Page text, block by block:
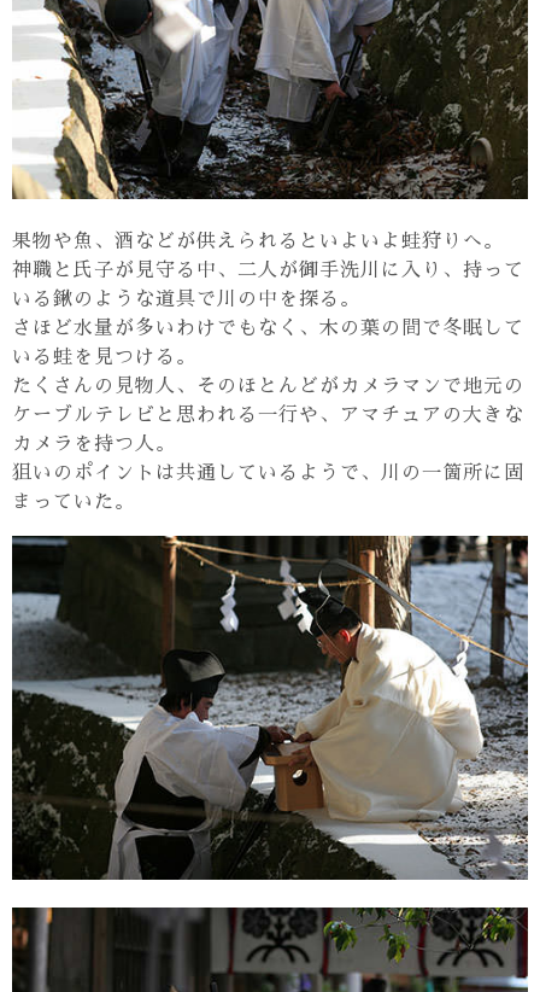
果物や魚、酒などが供えられるといよいよ蛙狩りへ。
神職と氏子が見守る中、二人が御手洗川に入り、持って
いる鍬のような道具で川の中を探る。
さほど水量が多いわけでもなく、木の葉の間で冬眠して
いる蛙を見つける。
たくさんの見物人、そのほとんどがカメラマンで地元の
ケーブルテレビと思われる一行や、アマチュアの大きな
カメラを持つ人。
狙いのポイントは共通しているようで、川の一箇所に固
まっていた。